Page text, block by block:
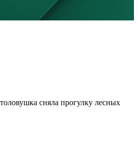
селекционеры ООО "Агростар"
которые пригодны для
фри
сняла прогулку лесных